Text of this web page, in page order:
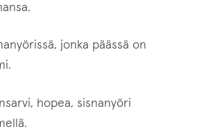
jonka päässä on
hopea, sisnanyöri